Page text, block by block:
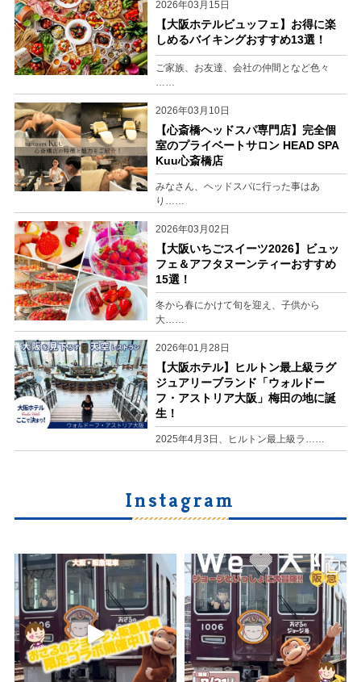
2026年03月15日
【大阪ホテルビュッフェ】お得に楽
しめるバイキングおすすめ13選！
ご家族、お友達、会社の仲間となど色々
2026年03月10日
【心斎橋ヘッドスパ専門店】完全個
室のプライベートサロン HEAD SPA
Kuu心斎橋店
みなさん、ヘッドスパに行った事はあ
り……
2026年03月02日
【大阪いちごスイーツ2026】ビュッ
フェ＆アフタヌーンティーおすすめ
15選！
冬から春にかけて旬を迎え、子供から
大……
2026年01月28日
【大阪ホテル】ヒルトン最上級ラグ
ジュアリーブランド「ウォルドー
フ・アストリア大阪」梅田の地に誕
生！
2025年4月3日、ヒルトン最上級ラ……
Instagram